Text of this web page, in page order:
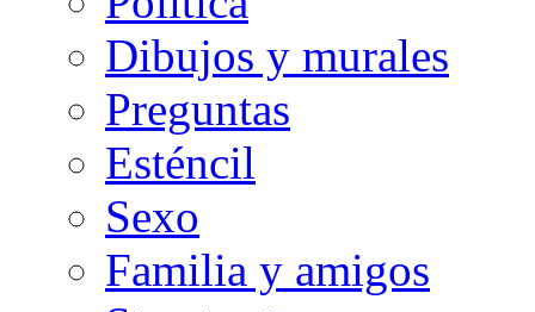
Dibujos y murales
Preguntas
Esténcil
Sexo
Familia y amigos